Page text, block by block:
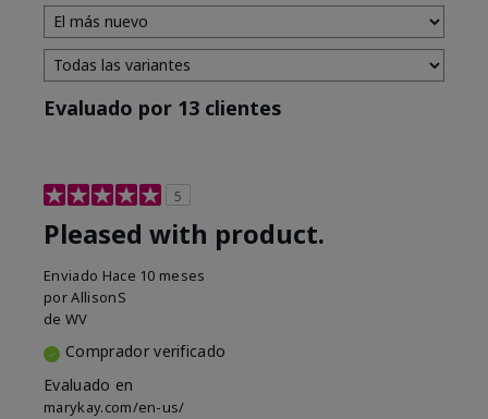
Evaluado por 13 clientes
5
Pleased with product.
Enviado Hace 10 meses
porAllisonS
de WV
Comprador verificado
Evaluado en
marykay.com/en-us/